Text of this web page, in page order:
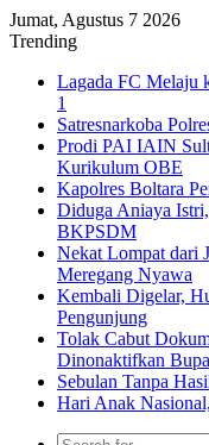
Jumat, Agustus 7 2026
Trending
Lagada FC Melaju
1
Satresnarkoba
Prodi PAI IAIN
Kurikulum OBE
Kapolres Boltara
Diduga Aniaya
BKPSDM
Nekat Lompat dari
Meregang Nyawa
Kembali Digelar,
Pengunjung
Tolak Cabut
Dinonaktifkan
Sebulan Tanpa
Hari Anak